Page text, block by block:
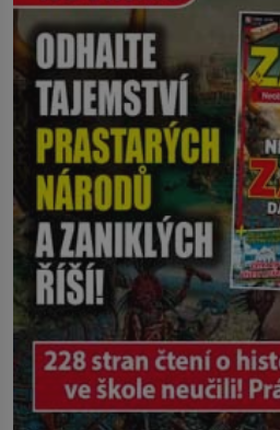
setmění raději
patří a jak se
projevuje?
z […]